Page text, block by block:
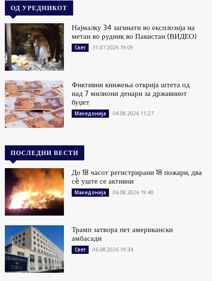
ОД УРЕДНИКОТ
Најмалку 34 загинати во експлозија на
метан во рудник во Пакистан (ВИДЕО)
Свет 31.07.2026 19:09
Фиктивни книжења открија штета од
над 7 милиони денари за државниот
буџет
Македонија 04.08.2026 11:27
ПОСЛЕДНИ ВЕСТИ
До 18 часот регистрирани 18 пожари, два
сè уште се активни
Македонија 06.08.2026 19:40
Трамп затвора пет американски
амбасади
Свет 06.08.2026 19:34